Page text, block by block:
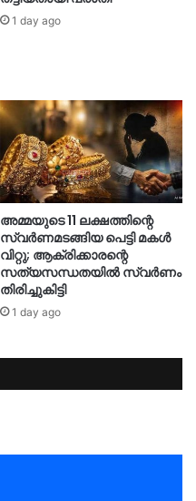
1 day ago
അമ്മയുടെ 11 ലക്ഷത്തിന്റെ
സ്വർണമടങ്ങിയ പെട്ടി മകൾ
വിറ്റു; ആക്രിക്കാരന്റെ
സത്യസന്ധതയിൽ സ്വർണം
തിരിച്ചുകിട്ടി
1 day ago